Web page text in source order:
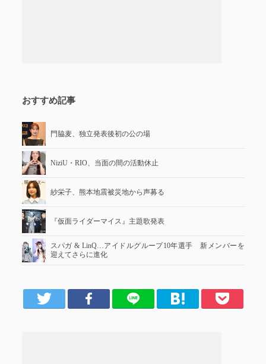
おすすめ記事
門脇麦、独立発表後初の公の場
NiziU・RIO、当面の間の活動休止
紗栄子、熊本地震被災地から声募る
『仮面ライダーマイス』主題歌発表
スパガ & LinQ…アイドルグループ10年選手 新メンバーを
迎えてさらに進化
Facebook LINE はてブ Pocket